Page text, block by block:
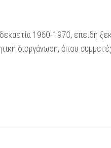
1960-1970, επειδή
διοργάνωση, όπου